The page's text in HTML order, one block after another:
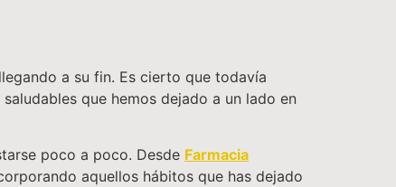
a su fin. Es cierto que todavía
que hemos dejado a un lado en
poco a poco. Desde Farmacia
aquellos hábitos que has dejado